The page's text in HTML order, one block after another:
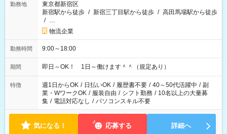
勤務地
東京都新宿区
新宿駅から徒歩 / 新宿三丁目駅から徒歩 / 高田馬場駅から徒歩
/ …
物流企業
勤務時間 9:00～18:00
期間 即日～OK！ 1日～働けます＾＾（規定あり）
特徴 週1日からOK / 日払いOK / 履歴書不要 / 40～50代活躍中 / 副
業・WワークOK / 服装自由 / シフト勤務 / 10名以上の大量募
集 / 電話対応なし / パソコンスキル不要
気になる！ 応募する 詳細へ